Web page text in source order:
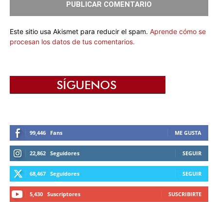
Este sitio usa Akismet para reducir el spam. Aprende cómo se
procesan los datos de tus comentarios.
99,446 Fans ME GUSTA
22,862 Seguidores SEGUIR
68,467 Seguidores SEGUIR
5,430 Suscriptores SUSCRIBIRTE